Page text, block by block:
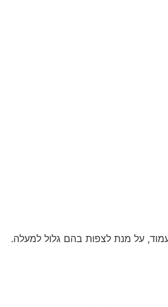
על מנת לצפות בהם גלול למעלה.